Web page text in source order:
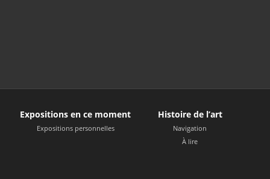
Expositions en ce moment
Expositions personnelles
Histoire de l’art
Navigation
À lire